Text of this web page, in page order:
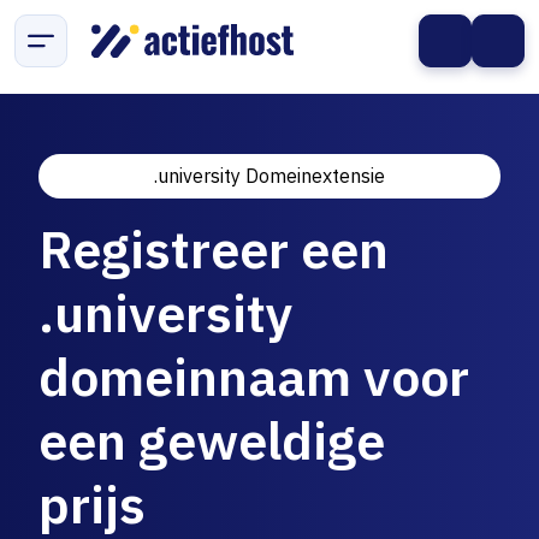
.university Domeinextensie
Registreer een
.university
domeinnaam voor
een geweldige
prijs